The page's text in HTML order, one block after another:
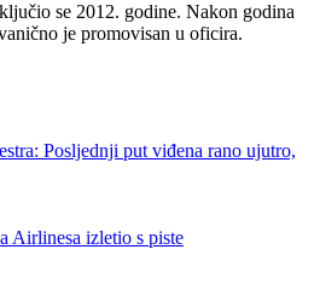
se 2012. godine. Nakon godina
je promovisan u oficira.
Posljednji put viđena rano ujutro,
Airlinesa izletio s piste